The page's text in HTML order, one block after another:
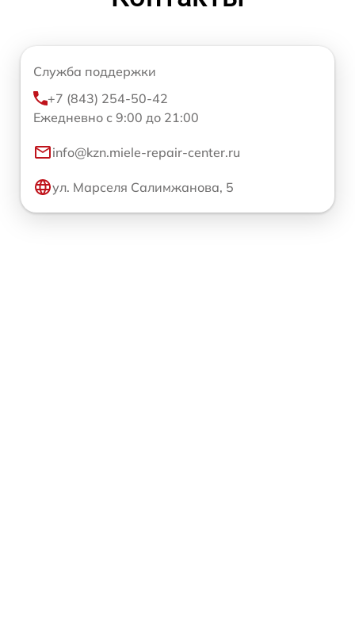
Служба поддержки
+7 (843) 254-50-42
Ежедневно с 9:00 до 21:00
info@kzn.miele-repair-center.ru
ул. Марселя Салимжанова, 5